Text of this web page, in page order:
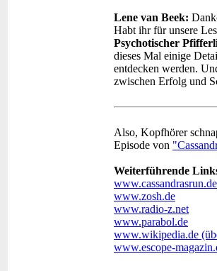
Lene van Beek:
Habt ihr für unsere
Psychotischer
dieses Mal einige
entdecken werden.
zwischen Erfolg und
Also, Kopfhörer
Episode von
Weiterführende
www.cassandrasrun.de
www.zosh.de
www.radio-z.net
www.parabol.de
www.wikipedia.de
www.escope-